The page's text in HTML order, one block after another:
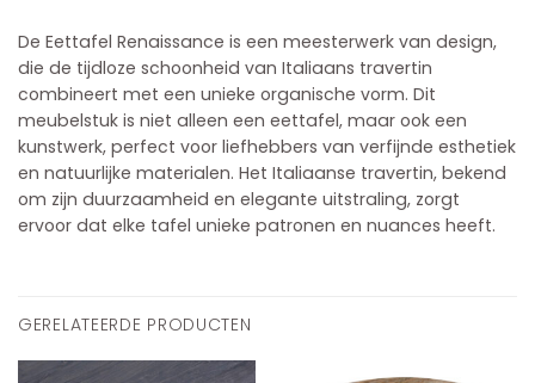
De Eettafel Renaissance is een meesterwerk van design,
die de tijdloze schoonheid van Italiaans travertin
combineert met een unieke organische vorm. Dit
meubelstuk is niet alleen een eettafel, maar ook een
kunstwerk, perfect voor liefhebbers van verfijnde esthetiek
en natuurlijke materialen. Het Italiaanse travertin, bekend
om zijn duurzaamheid en elegante uitstraling, zorgt
ervoor dat elke tafel unieke patronen en nuances heeft.
GERELATEERDE PRODUCTEN